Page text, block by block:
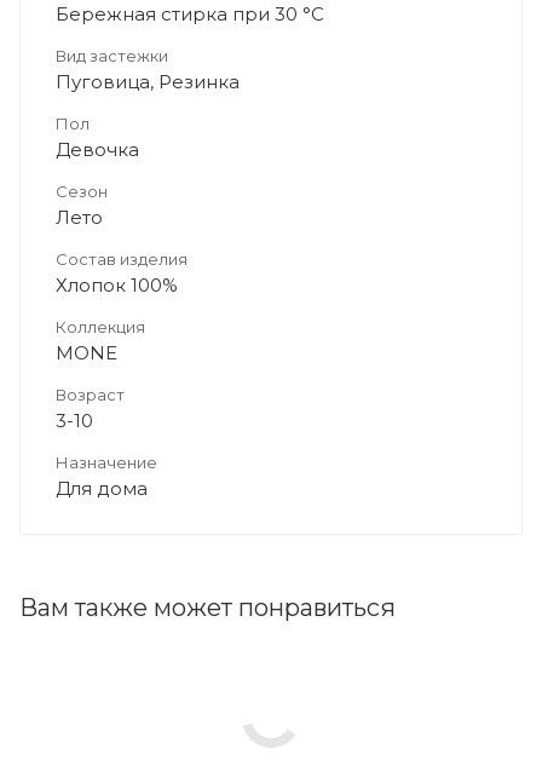
Бережная стирка при 30 °C
Вид застежки
Пуговица, Резинка
Пол
Девочка
Сезон
Лето
Состав изделия
Хлопок 100%
Коллекция
МОNЕ
Возраст
3-10
Назначение
Для дома
Вам также может понравиться